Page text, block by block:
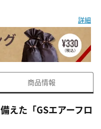
詳細
商品情報
えた「GSエアーフロ